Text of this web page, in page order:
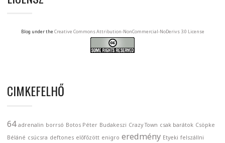
Blog under the Creative Commons Attribution-NonCommercial-NoDerivs 3.0 License
CIMKEFELHŐ
64 adrenalin borrsó Botos Péter Budakeszi Crazy Town csak barátok Csöpke
Béláné csúcsra deftones előfőzött enigro eredmény Etyeki felszállni